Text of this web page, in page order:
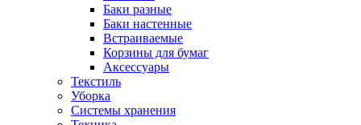
Баки разные
Баки настенные
Встраиваемые
Корзины для бумаг
Аксессуары
Текстиль
Уборка
Системы хранения